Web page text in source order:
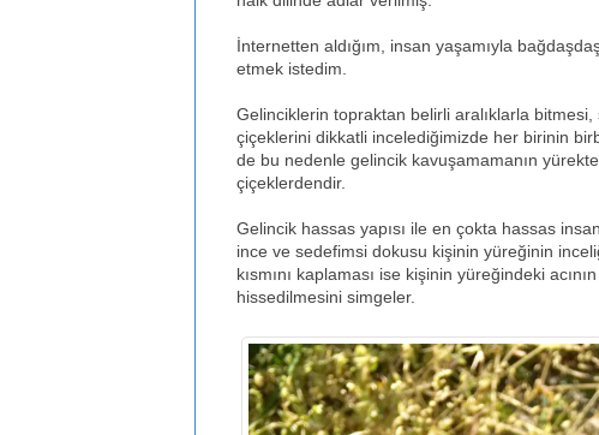
İnternetten aldığım, insan yaşamıyla
etmek istedim.
Gelinciklerin topraktan belirli aralıklarla
çiçeklerini dikkatli incelediğimizde her birinin
de bu nedenle gelincik kavuşamamanın
çiçeklerdendir.
Gelincik hassas yapısı ile en çokta hassas
ince ve sedefimsi dokusu kişinin yüreğinin
kısmını kaplaması ise kişinin yüreğindeki
hissedilmesini simgeler.